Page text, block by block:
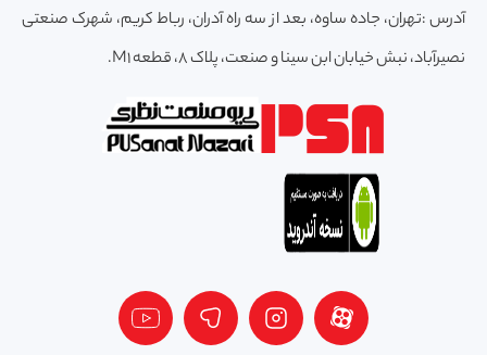
آدرس :تهران، جاده ساوه، بعد از سه راه آدران، رباط کریم، شهرک صنعتی
نصیرآباد، نبش خیابان ابن سینا و صنعت، پلاک 8، قطعه M1.